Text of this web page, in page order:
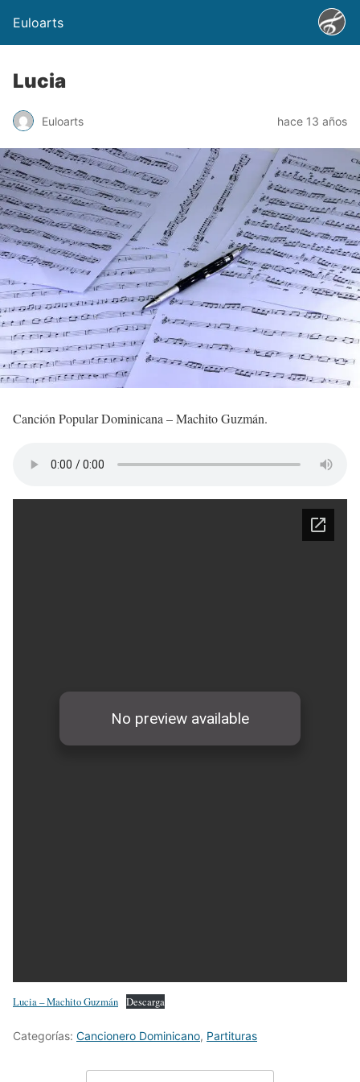
Euloarts
Lucia
Euloarts hace 13 años
Canción Popular Dominicana – Machito Guzmán.
Lucia – Machito Guzmán Descarga
Categorías: Cancionero Dominicano, Partituras